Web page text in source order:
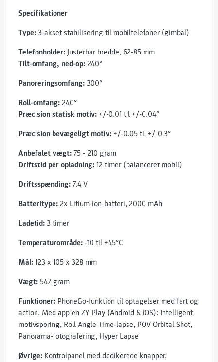
Specifikationer
Type: 3-akset stabilisering til mobiltelefoner (gimbal)
Telefonholder: Justerbar bredde, 62-85 mm
Tilt-omfang, ned-op: 240°
Panoreringsomfang: 300°
Roll-omfang: 240°
Præcision statisk motiv: +/-0.01 til +/-0.04°
Præcision bevægeligt motiv: +/-0.05 til +/-0.3°
Anbefalet vægt: 75 - 210 gram
Driftstid per opladning: 12 timer (balanceret mobil)
Driftsspænding: 7.4 V
Batteritype: 2x Litium-ion-batteri, 2000 mAh
Ladetid: 3 timer
Temperaturområde: -10 til +45°C
Mål: 123 x 105 x 328 mm
Vægt: 547 gram
Funktioner: PhoneGo-funktion til optagelser med fart og
action. Med app’en ZY Play (Android & iOS): Intelligent
motivsporing, Roll Angle Time-lapse, POV Orbital Shot,
Panorama-fotografering, Hyper Lapse
Øvrige: Kontrolpanel med dedikerede knapper,